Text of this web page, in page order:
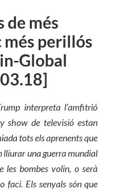
de més
més perillós
Global
interpreta l’amfitrió
show de televisió estan
tots els aprenents que
lliurar una guerra mundial
les bombes volin, o serà
faci. Els senyals són que